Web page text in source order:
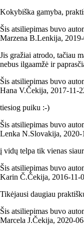
Kokybiška gamyba,
Šis atsiliepimas buvo
Marzena B.Lenkija,
Jis gražiai atrodo, tačiau
nebus ilgaamžė ir
Šis atsiliepimas buvo
Hana V.Čekija,
tiesiog puiku :-)
Šis atsiliepimas buvo
Lenka N.Slovakija,
į vidų telpa tik vienas
Šis atsiliepimas buvo
Karin Č.Čekija,
Tikėjausi daugiau
Šis atsiliepimas buvo
Marcela J.Čekija,